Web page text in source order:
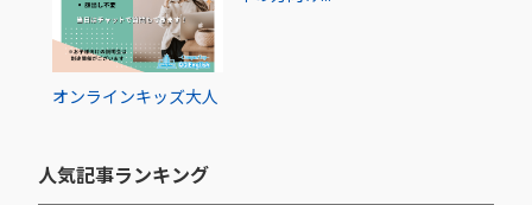
オンラインキッズ大人
人気記事ランキング​